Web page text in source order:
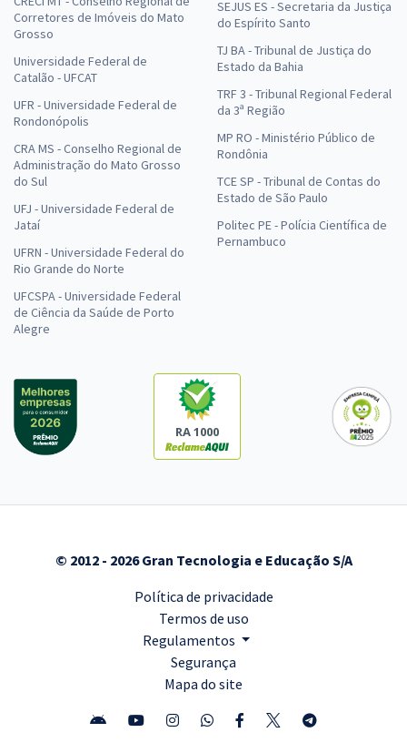
Corretores de Imóveis do Mato
Grosso
Universidade Federal de
Catalão - UFCAT
UFR - Universidade Federal de
Rondonópolis
CRA MS - Conselho Regional de
Administração do Mato Grosso
do Sul
UFJ - Universidade Federal de
Jataí
UFRN - Universidade Federal do
Rio Grande do Norte
UFCSPA - Universidade Federal
de Ciência da Saúde de Porto
Alegre
SEJUS ES - Secretaria da Justiça
do Espírito Santo
TJ BA - Tribunal de Justiça do
Estado da Bahia
TRF 3 - Tribunal Regional Federal
da 3ª Região
MP RO - Ministério Público de
Rondônia
TCE SP - Tribunal de Contas do
Estado de São Paulo
Politec PE - Polícia Científica de
Pernambuco
RA 1000
© 2012 - 2026 Gran Tecnologia e Educação S/A
Política de privacidade
Termos de uso
Regulamentos
Segurança
Mapa do site